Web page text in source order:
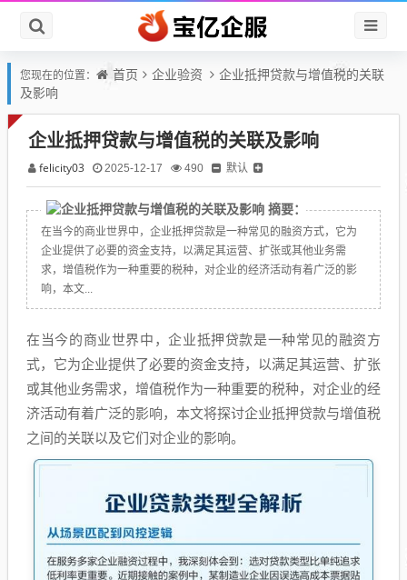
您现在的位置： 首页 企业验资
企业抵押贷款与增值税的关联
及影响
企业抵押贷款与增值税的关联及影响
felicity03 2025-12-17 490 默认
摘要：
在当今的商业世界中，企业抵押贷款是一种常见的融资方式，它为
企业提供了必要的资金支持，以满足其运营、扩张或其他业务需
求，增值税作为一种重要的税种，对企业的经济活动有着广泛的影
响，本文...
在当今的商业世界中，企业抵押贷款是一种常见的融资方
式，它为企业提供了必要的资金支持，以满足其运营、扩张
或其他业务需求，增值税作为一种重要的税种，对企业的经
济活动有着广泛的影响，本文将探讨企业抵押贷款与增值税
之间的关联以及它们对企业的影响。